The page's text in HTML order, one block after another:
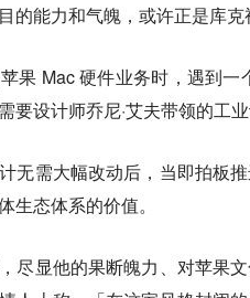
的能力和气魄，或许正是库克
果 Mac 硬件业务时，遇到
要设计师乔尼·艾夫带领的工
无需大幅改动后，当即拍板
生态体系的价值。
尽显他的果断魄力、对苹果